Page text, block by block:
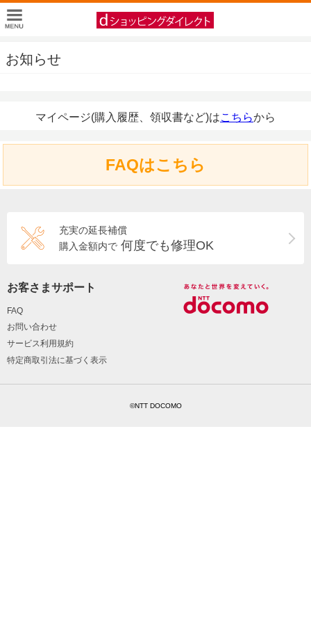
お知らせ
マイページ(購入履歴、領収書など)はこちらから
FAQはこちら
充実の延長補償
購入金額内で 何度でも修理OK
お客さまサポート
FAQ
お問い合わせ
サービス利用規約
特定商取引法に基づく表示
©NTT DOCOMO